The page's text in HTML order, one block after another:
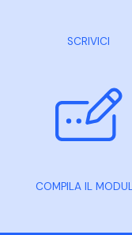
SCRIVICI
COMPILA IL